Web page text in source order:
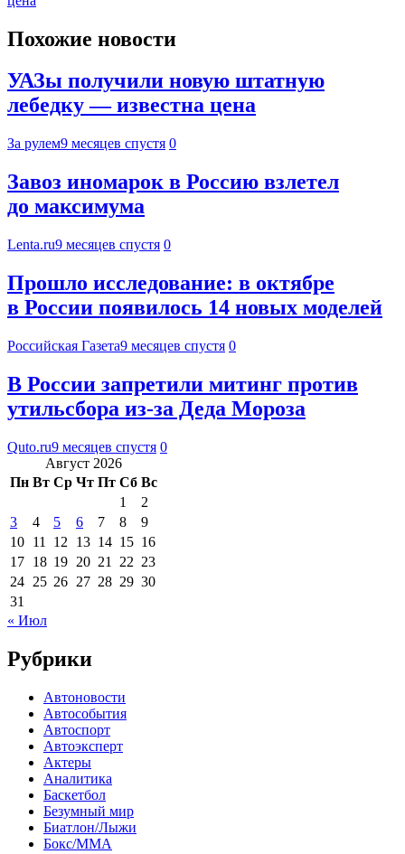
Похожие новости
УАЗы получили новую штатную
лебедку — известна цена
За рулем9 месяцев спустя 0
Завоз иномарок в Россию взлетел
до максимума
Lenta.ru9 месяцев спустя 0
Прошло исследование: в октябре
в России появилось 14 новых моделей
Российская Газета9 месяцев спустя 0
В России запретили митинг против
утильсбора из-за Деда Мороза
Quto.ru9 месяцев спустя 0
Август 2026
Пн Вт Ср Чт Пт Сб Вс
1
2
3
4 5 6 7 8
9
10 11 12 13 14 15 16
17 18 19 20 21 22 23
24 25 26 27 28 29 30
31
« Июл
Рубрики
Автоновости
Автособытия
Автоспорт
Автоэксперт
Актеры
Аналитика
Баскетбол
Безумный мир
Биатлон/Лыжи
Бокс/MMA